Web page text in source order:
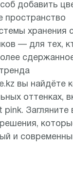
добавить
пространство
хранения
— для тех,
вы найдёте
оттенках,
Загляните
и